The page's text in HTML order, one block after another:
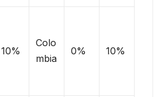
10%
Colo
mbia
0% 10%